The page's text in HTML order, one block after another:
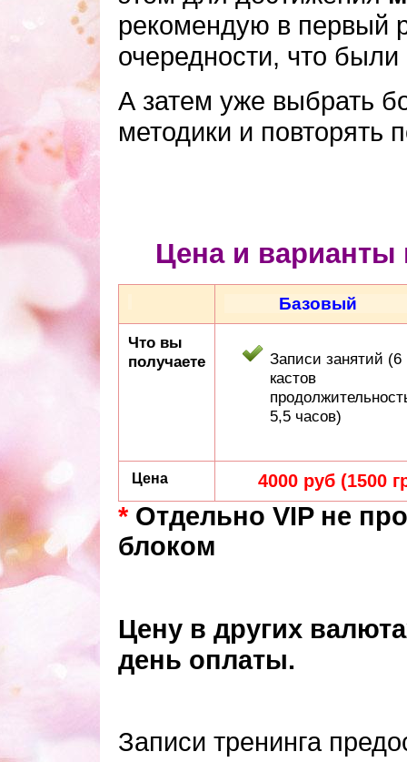
рекомендую в первый
очередности, что
А затем уже выбрать
методики и повторять
Цена и варианты
Базовый
Что вы
получаете
Записи занятий (6
кастов
5,5 часов)
Цена 4000 руб (1500
* Отдельно VIP не
блоком
Цену в других
день оплаты.
Записи тренинга